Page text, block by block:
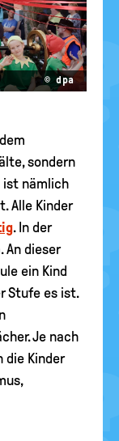
© dpa
sondern
ist nämlich
Alle Kinder
. In der
An dieser
ein Kind
Stufe es ist.
Je nach
die Kinder